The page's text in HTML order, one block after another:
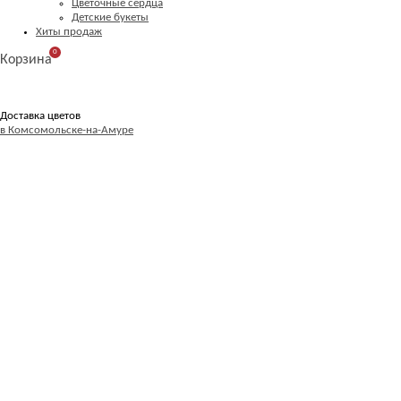
Цветочные сердца
Детские букеты
Хиты продаж
Корзина
0
Доставка цветов
в Комсомольске-на-Амуре